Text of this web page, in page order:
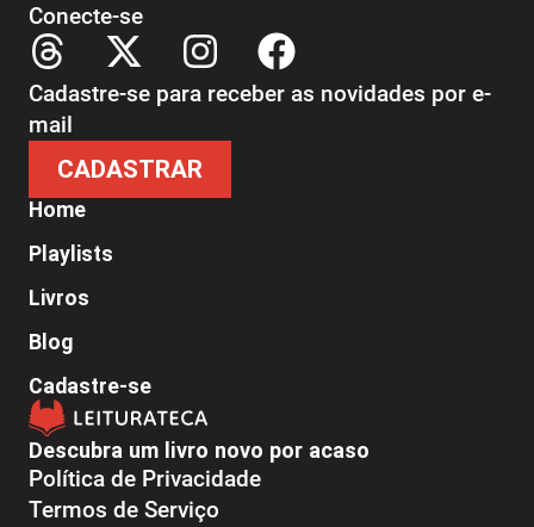
Descubra um livro novo por acaso
Política de Privacidade
Termos de Serviço
Home
Playlists
Livros
Blog
Cadastre-se
Conecte-se
Cadastre-se para receber as novidades por e-
mail
CADASTRAR